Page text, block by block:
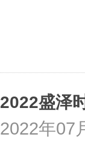
2022年07